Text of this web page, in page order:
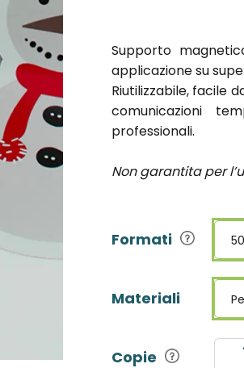
Supporto
applicazione su
Riutilizzabile, facile
comunicazioni
professionali.
Non garantita per
Formati
Materiali
Copie